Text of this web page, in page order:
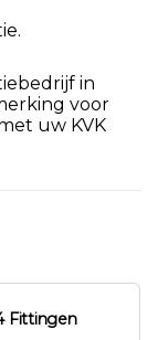
in
voor
uw KVK
Fittingen